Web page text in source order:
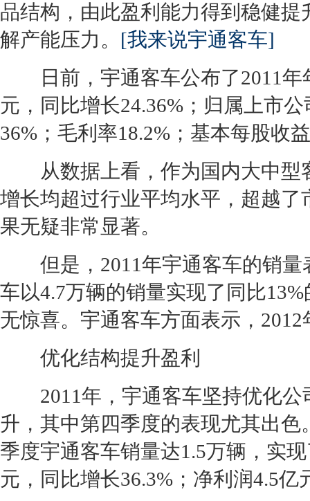
品结构，由此盈利能力得到稳健
解产能压力。 [我来说宇通客车]
日前，宇通客车公布了2011年
元，同比增长24.36%；归属上市
36%；毛利率18.2%；基本每股收
从数据上看，作为国内大中型
增长均超过行业平均水平，超越
果无疑非常显著。
但是，2011年宇通客车的销量
车以4.7万辆的销量实现了同比
无惊喜。宇通客车方面表示，
优化结构提升盈利
2011年，宇通客车坚持优化公
升，其中第四季度的表现尤其出
季度宇通客车销量达1.5万辆，实
元，同比增长36.3%；净利润4.5亿